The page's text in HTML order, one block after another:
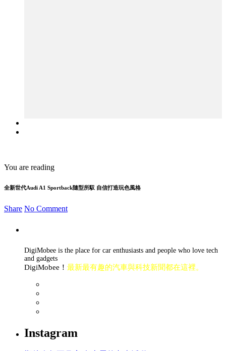
You are reading
全新世代Audi A1 Sportback隨型所馭 自信打造玩色風格
Share No Comment
DigiMobee is the place for car enthusiasts and people who love tech
and gadgets
DigiMobee！ 最新最有趣的汽車與科技新聞都在這裡。
Instagram